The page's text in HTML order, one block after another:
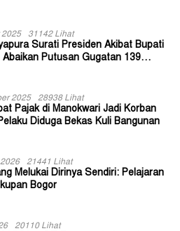
2025 31142 Lihat
Surati Presiden Akibat Bupati
Abaikan Putusan Gugatan 139
2025 28938 Lihat
Pajak di Manokwari Jadi Korban
Diduga Bekas Kuli Bangunan
21441 Lihat
Melukai Dirinya Sendiri: Pelajaran
Bogor
20110 Lihat